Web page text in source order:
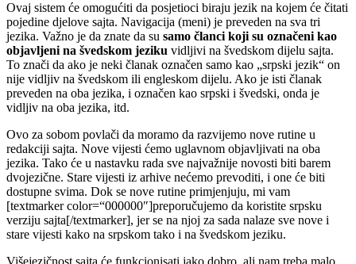
Ovaj sistem će omogućiti da posjetioci biraju jezik na kojem će čitati
pojedine djelove sajta. Navigacija (meni) je preveden na sva tri
jezika. Važno je da znate da su samo članci koji su označeni kao
objavljeni na švedskom jeziku vidljivi na švedskom dijelu sajta.
To znači da ako je neki članak označen samo kao „srpski jezik“ on
nije vidljiv na švedskom ili engleskom dijelu. Ako je isti članak
preveden na oba jezika, i označen kao srpski i švedski, onda je
vidljiv na oba jezika, itd.
Ovo za sobom povlači da moramo da razvijemo nove rutine u
redakciji sajta. Nove vijesti ćemo uglavnom objavljivati na oba
jezika. Tako će u nastavku rada sve najvažnije novosti biti barem
dvojezične. Stare vijesti iz arhive nećemo prevoditi, i one će biti
dostupne svima. Dok se nove rutine primjenjuju, mi vam
[textmarker color=“000000″]preporučujemo da koristite srpsku
verziju sajta[/textmarker], jer se na njoj za sada nalaze sve nove i
stare vijesti kako na srpskom tako i na švedskom jeziku.
Višejezičnost sajta će funkcionisati jako dobro, ali nam treba malo